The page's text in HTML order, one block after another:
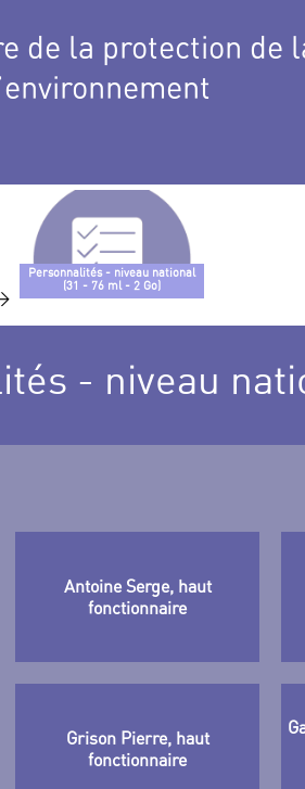
de la protection de
Personnalités - niveau national
(31 - 76 ml - 2 Go)
- niveau
Antoine Serge, haut
fonctionnaire
Grison Pierre, haut
fonctionnaire